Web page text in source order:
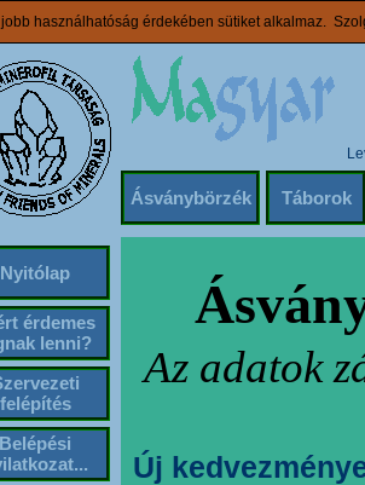
használhatóság érdekében sütiket alkalmaz.
Ásványbörzék Táborok
Nyitólap
érdemes
lenni?
felépítés
Belépési
Az adatok
Új